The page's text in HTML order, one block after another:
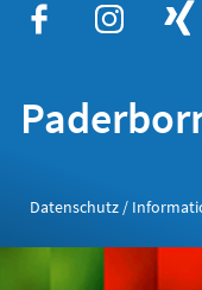
Datenschutz /